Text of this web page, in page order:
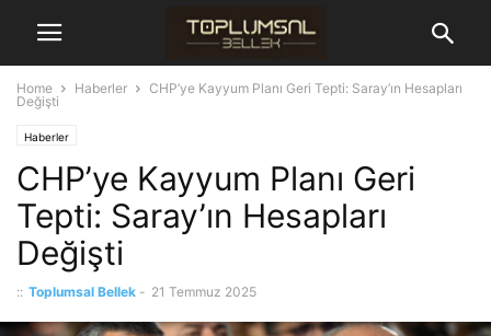
Home Haberler
CHP’ye Kayyum Planı Geri Tepti: Saray’ın Hesapları
Değişti
Haberler
CHP’ye Kayyum Planı Geri
Tepti: Saray’ın Hesapları
Değişti
:: Toplumsal Bellek - 21 Temmuz 2025